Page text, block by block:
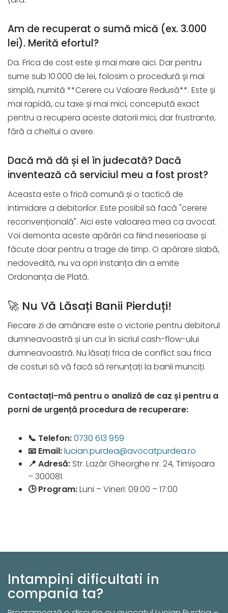
Am de recuperat o sumă mică (ex. 3.000
lei). Merită efortul?
Da. Frica de cost este și mai mare aici. Dar pentru
sume sub 10.000 de lei, folosim o procedură și mai
simplă, numită **Cerere cu Valoare Redusă**. Este și
mai rapidă, cu taxe și mai mici, concepută exact
pentru a recupera aceste datorii mici, dar frustrante,
fără a cheltui o avere.
Dacă mă dă și el în judecată? Dacă
inventează că serviciul meu a fost prost?
Aceasta este o frică comună și o tactică de
intimidare a debitorilor. Este posibil să facă "cerere
reconvențională". Aici este valoarea mea ca avocat.
Voi demonta aceste apărări ca fiind neserioase și
făcute doar pentru a trage de timp. O apărare slabă,
nedovedită, nu va opri instanța din a emite
Ordonanța de Plată.
🚀 Nu Vă Lăsați Banii Pierduți!
Fiecare zi de amânare este o victorie pentru debitorul
dumneavoastră și un cui în sicriul cash-flow-ului
dumneavoastră. Nu lăsați frica de conflict sau frica
de costuri să vă facă să renunțați la banii munciți.
Contactați-mă pentru o analiză de caz și pentru a
porni de urgență procedura de recuperare:
📞 Telefon:0730 613 959
📧 Email:lucian.purdea@avocatpurdea.ro
📍 Adresă: Str. Lazăr Gheorghe nr. 24, Timișoara
– 300081
🕒 Program:Luni – Vineri: 09:00 – 17:00
Intampini dificultati in
compania ta?